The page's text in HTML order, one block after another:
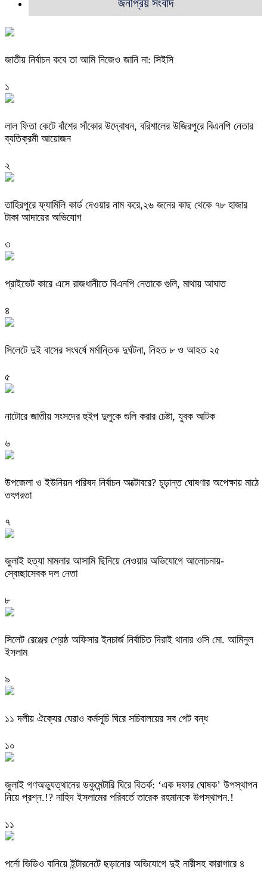
জনপ্রিয় সংবাদ
জাতীয় নির্বাচন কবে তা আমি নিজেও জানি না: সিইসি
১
‎লাল ফিতা কেটে বাঁশের সাঁকোর উদ্বোধন, বরিশালের উজিরপুরে বিএনপি নেতার
ব্যতিক্রমী আয়োজন
২
তাহিরপুরে ফ্যামিলি কার্ড দেওয়ার নাম করে,২৬ জনের কাছ থেকে ৭৮ হাজার
টাকা আদায়ের অভিযোগ
৩
প্রাইভেট কারে এসে রাজধানীতে বিএনপি নেতাকে গুলি, মাথায় আঘাত
৪
সিলেটে দুই বাসের সংঘর্ষে মর্মান্তিক দুর্ঘটনা, নিহত ৮ ও আহত ২৫
৫
নাটোরে জাতীয় সংসদের হুইপ দুলুকে গুলি করার চেষ্টা, যুবক আটক
৬
উপজেলা ও ইউনিয়ন পরিষদ নির্বাচন অক্টোবরে? চূড়ান্ত ঘোষণার অপেক্ষায় মাঠে
তৎপরতা
৭
জুলাই হত্যা মামলার আসামি ছিনিয়ে নেওয়ার অভিযোগে আলোচনায়-
স্বেচ্ছাসেবক দল নেতা
৮
‎সিলেট রেঞ্জের শ্রেষ্ঠ অফিসার ইনচার্জ নির্বাচিত দিরাই থানার ওসি মো. আমিনুল
ইসলাম
৯
‎১১ দলীয় ঐক্যের ঘেরাও কর্মসূচি ঘিরে সচিবালয়ের সব গেট বন্ধ
১০
‎জুলাই গণঅভ্যুত্থানের ডকুমেন্টারি ঘিরে বিতর্ক: ‘এক দফার ঘোষক’ উপস্থাপন
নিয়ে প্রশ্ন.!? নাহিদ ইসলামের পরিবর্তে তারেক রহমানকে উপস্থাপন.!
১১
পর্নো ভিডিও বানিয়ে ইন্টারনেটে ছড়ানোর অভিযোগে দুই নারীসহ কারাগারে ৪